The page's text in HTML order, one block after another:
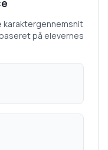
karaktergennemsnit
på elevernes